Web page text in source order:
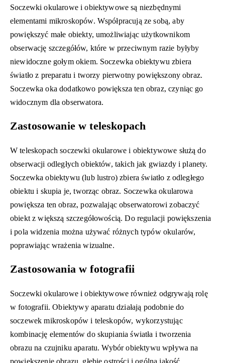
Soczewki okularowe i obiektywowe są niezbędnymi
elementami mikroskopów. Współpracują ze sobą, aby
powiększyć małe obiekty, umożliwiając użytkownikom
obserwację szczegółów, które w przeciwnym razie byłyby
niewidoczne gołym okiem. Soczewka obiektywu zbiera
światło z preparatu i tworzy pierwotny powiększony obraz.
Soczewka oka dodatkowo powiększa ten obraz, czyniąc go
widocznym dla obserwatora.
Zastosowanie w teleskopach
W teleskopach soczewki okularowe i obiektywowe służą do
obserwacji odległych obiektów, takich jak gwiazdy i planety.
Soczewka obiektywu (lub lustro) zbiera światło z odległego
obiektu i skupia je, tworząc obraz. Soczewka okularowa
powiększa ten obraz, pozwalając obserwatorowi zobaczyć
obiekt z większą szczegółowością. Do regulacji powiększenia
i pola widzenia można używać różnych typów okularów,
poprawiając wrażenia wizualne.
Zastosowania w fotografii
Soczewki okularowe i obiektywowe również odgrywają rolę
w fotografii. Obiektywy aparatu działają podobnie do
soczewek mikroskopów i teleskopów, wykorzystując
kombinację elementów do skupiania światła i tworzenia
obrazu na czujniku aparatu. Wybór obiektywu wpływa na
powiększenie obrazu, głębię ostrości i ogólną jakość.